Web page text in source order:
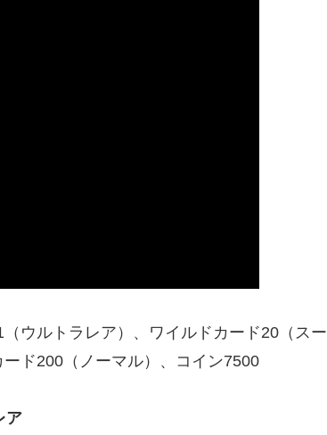
ウルトラレア）、ワイルドカード20（スー
ド200（ノーマル）、コイン7500
ア